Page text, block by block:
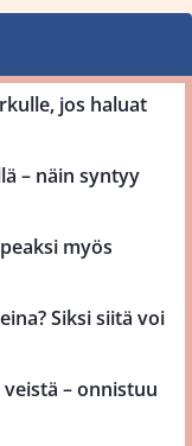
jos haluat
– näin syntyy
myös
Siksi siitä voi
– onnistuu